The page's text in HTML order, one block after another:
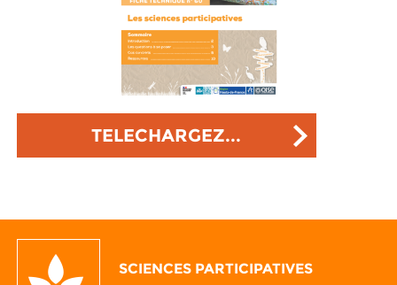
TELECHARGEZ...
SCIENCES PARTICIPATIVES